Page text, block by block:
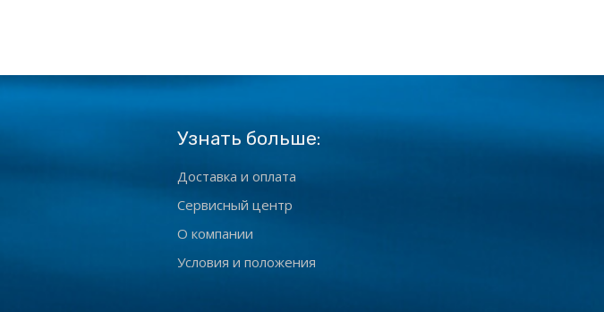
Узнать больше:
Доставка и оплата
Сервисный центр
О компании
Условия и положения